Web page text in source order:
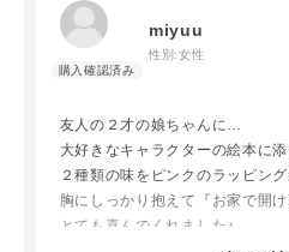
miyuu
性別:女性
友人の２才の娘ちゃんに…
大好きなキャラクターの絵本に
２種類の味をピンクのラッピン
胸にしっかり抱えて『お家で開
とても喜んでくれました♪